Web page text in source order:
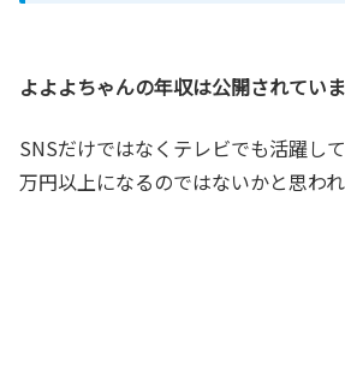
よよよちゃんの年収は公開されていま
SNSだけではなくテレビでも活躍し
万円以上になるのではないかと思われ